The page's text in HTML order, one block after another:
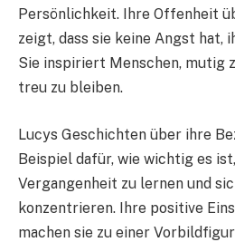
Persönlichkeit. Ihre Offenheit
zeigt, dass sie keine Angst hat,
Sie inspiriert Menschen, mutig
treu zu bleiben.
Lucys Geschichten über ihre
Beispiel dafür, wie wichtig es
Vergangenheit zu lernen und
konzentrieren. Ihre positive
machen sie zu einer